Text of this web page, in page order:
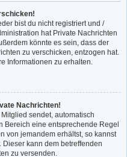
bist du nicht registriert und /
hat Private Nachrichten
könnte es sein, dass der
zu verschicken, entzogen hat.
Informationen zu erhalten.
Nachrichten!
sendet, automatisch
Bereich eine entsprechende Regel
von jemandem erhältst, so kannst
kann dem betreffenden
zu versenden.